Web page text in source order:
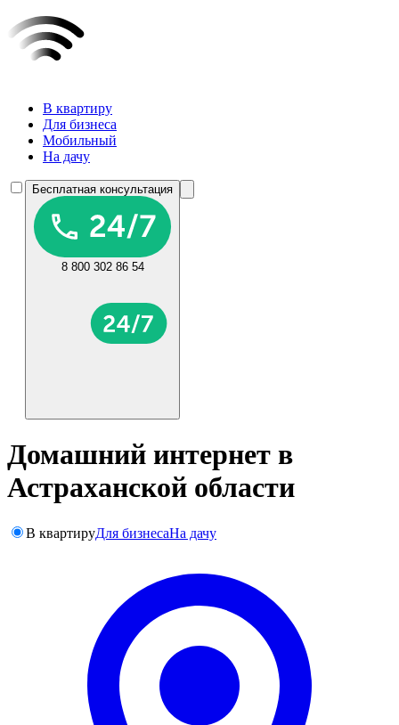
В квартиру
Для бизнеса
Мобильный
На дачу
Бесплатная консультация
8 800 302 86 54
Домашний интернет в
Астраханской области
В квартируДля бизнесаНа дачу